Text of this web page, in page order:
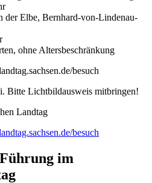
der Elbe, Bernhard-von-Lindenau-
ohne Altersbeschränkung
besuch
Bitte Lichtbildausweis mitbringen!
besuch
im